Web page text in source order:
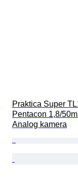
Praktica Super
Pentacon 1,8/
Analog kamera